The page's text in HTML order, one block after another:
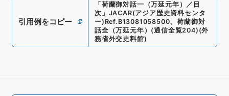
引用例をコピー
「 荷蘭御対話一（万延元年）／目
次 」 JACAR(アジア歴史資料センタ
ー) Ref. B13081058500、荷蘭御対
話全（万延元年） (通信全覧204) (外
務省外交史料館)